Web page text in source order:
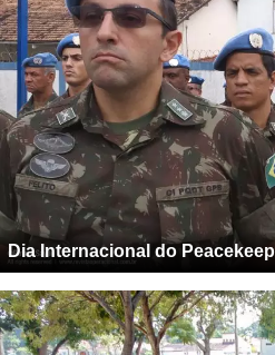
Dia Internacional do